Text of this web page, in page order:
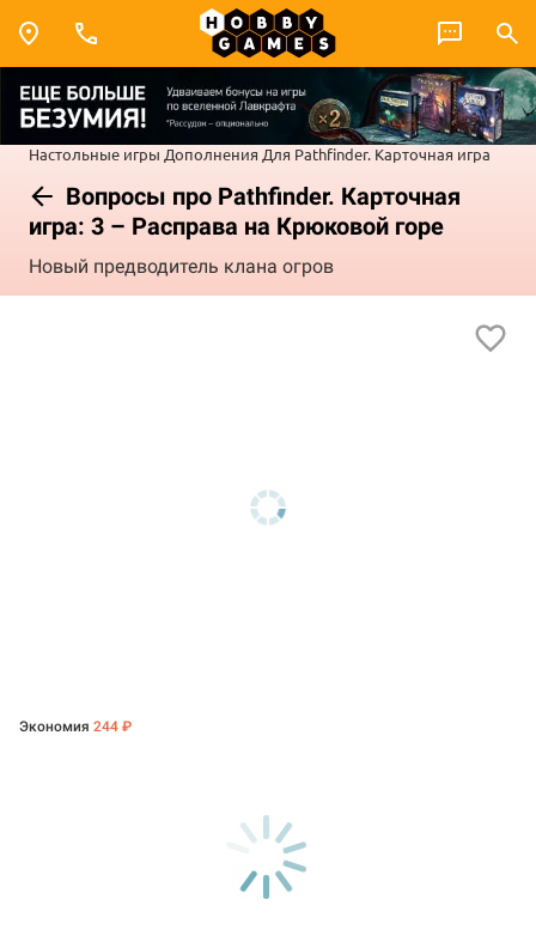
Настольные игры Дополнения Для Pathfinder. Карточная игра
Вопросы про Pathfinder. Карточная
игра: 3 – Расправа на Крюковой горе
Новый предводитель клана огров
Экономия 244 ₽